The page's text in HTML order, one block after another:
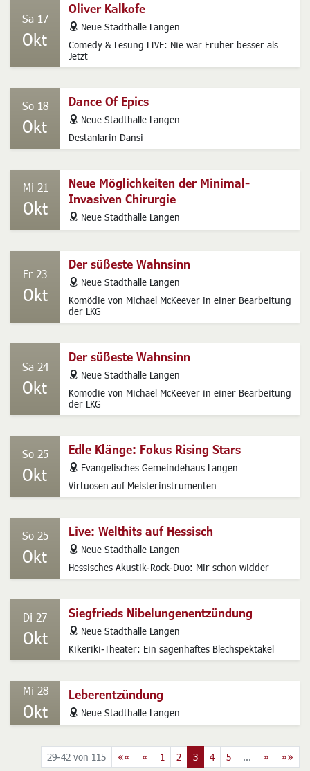
Oliver Kalkofe
Comedy & Lesung LIVE: Nie war Früher besser als
Jetzt
Sa 17
Okt
address
Neue Stadthalle Langen
Dance Of Epics
Destanlarin Dansi
So 18
Okt
address
Neue Stadthalle Langen
Neue Möglichkeiten der Minimal-
Invasiven Chirurgie
Mi 21
Okt address
Neue Stadthalle Langen
Der süßeste Wahnsinn
Komödie von Michael McKeever in einer Bearbeitung
der LKG
Fr 23
Okt
address
Neue Stadthalle Langen
Der süßeste Wahnsinn
Komödie von Michael McKeever in einer Bearbeitung
der LKG
Sa 24
Okt
address
Neue Stadthalle Langen
Edle Klänge: Fokus Rising Stars
Virtuosen auf Meisterinstrumenten
So 25
Okt
address
Evangelisches Gemeindehaus Langen
Live: Welthits auf Hessisch
Hessisches Akustik-Rock-Duo: Mir schon widder
So 25
Okt
address
Neue Stadthalle Langen
Siegfrieds Nibelungenentzündung
Kikeriki-Theater: Ein sagenhaftes Blechspektakel
Di 27
Okt
address
Neue Stadthalle Langen
Leberentzündung
Mi 28
Okt address
Neue Stadthalle Langen
29-42 von 115 «« « 1 2 3 4 5 ... » »»